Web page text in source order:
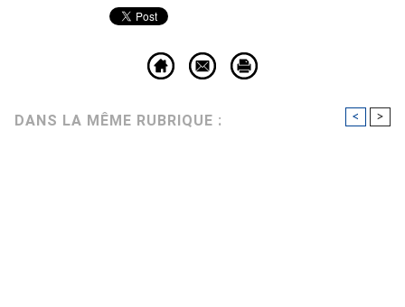
DANS LA MÊME RUBRIQUE : < >